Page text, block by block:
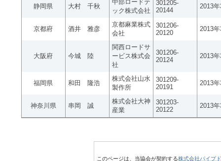
静岡県 大村 千秋
中部ロードテ
ック株式会社
301205-
20144
2013
京都府 酒井 雅彦
京都麻業株式
会社
301206-
20120
2013
大阪府 今城 陸
関西ロードサ
ービス株式会
社
301206-
20124
2013
福岡県 和田 隆浩
株式会社山水
製作所
301209-
20191
2013
神奈川県 串岡 誠
株式会社大神
産業
301203-
20122
2013
このページは、当協会が契約する株式会社パイプ